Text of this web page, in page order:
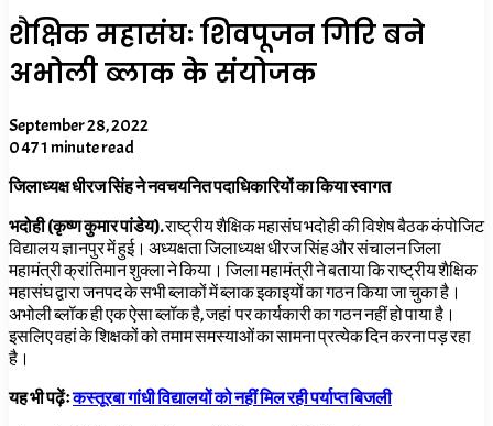
शैक्षिक महासंघः शिवपूजन गिरि बने
अभोली ब्लाक के संयोजक
September 28, 2022
0471 minute read
जिलाध्यक्ष धीरज सिंह ने नवचयनित पदाधिकारियों का किया स्वागत
भदोही (कृष्ण कुमार पांडेय).राष्ट्रीय शैक्षिक महासंघ भदोही की विशेष बैठक कंपोजिट
विद्यालय ज्ञानपुर में हुई। अध्यक्षता जिलाध्यक्ष धीरज सिंह और संचालन जिला
महामंत्री क्रांतिमान शुक्ला ने किया। जिला महामंत्री ने बताया कि राष्ट्रीय शैक्षिक
महासंघ द्वारा जनपद के सभी ब्लाकों में ब्लाक इकाइयों का गठन किया जा चुका है।
अभोली ब्लॉक ही एक ऐसा ब्लॉक है, जहां पर कार्यकारी का गठन नहीं हो पाया है।
इसलिए वहां के शिक्षकों को तमाम समस्याओं का सामना प्रत्येक दिन करना पड़ रहा
है।
यह भी पढ़ेंःकस्तूरबा गांधी विद्यालयों को नहीं मिल रही पर्याप्त बिजली